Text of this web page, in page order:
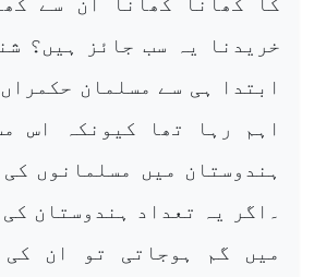
خریدنا یہ سب جائز ہیں؟
ابتدا ہی سے مسلمان
اہم رہا تھا کیونکہ اس
ہندوستان میں مسلمانوں
۔اگر یہ تعداد ہندوستان
میں گم ہوجاتی تو ان کی